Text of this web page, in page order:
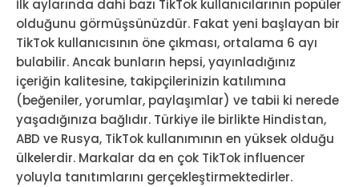
İlk aylarında dahi bazı TikTok kullanıcılarının popüler
olduğunu görmüşsünüzdür. Fakat yeni başlayan bir
TikTok kullanıcısının öne çıkması, ortalama 6 ayı
bulabilir. Ancak bunların hepsi, yayınladığınız
içeriğin kalitesine, takipçilerinizin katılımına
(beğeniler, yorumlar, paylaşımlar) ve tabii ki nerede
yaşadığınıza bağlıdır. Türkiye ile birlikte Hindistan,
ABD ve Rusya, TikTok kullanımının en yüksek olduğu
ülkelerdir. Markalar da en çok TikTok influencer
yoluyla tanıtımlarını gerçekleştirmektedirler.